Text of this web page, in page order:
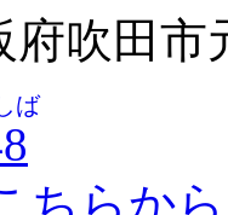
府吹田
ば
ちらから